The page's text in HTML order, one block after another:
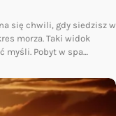
się chwili, gdy siedzisz w
morza. Taki widok
myśli. Pobyt w spa…